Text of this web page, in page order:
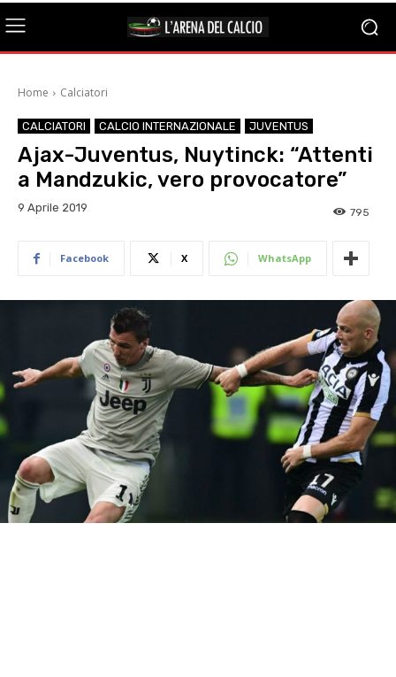
Home Calciatori
CALCIATORI CALCIO INTERNAZIONALE JUVENTUS
Ajax-Juventus, Nuytinck: “Attenti
a Mandzukic, vero provocatore”
9 Aprile 2019 795
Facebook X WhatsApp